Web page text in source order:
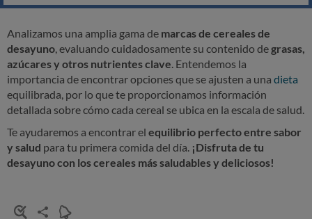
Analizamos una amplia gama de marcas de cereales de
desayuno, evaluando cuidadosamente su contenido degrasas,
azúcares y otros nutrientes clave. Entendemos la
importancia de encontrar opciones que se ajusten a una dieta
equilibrada, por lo que te proporcionamos información
detallada sobre cómo cada cereal se ubica en la escala de salud.
Te ayudaremos a encontrar el equilibrio perfecto entre sabor
y salud para tu primera comida del día. ¡Disfruta de tu
desayuno con los cereales más saludables y deliciosos!